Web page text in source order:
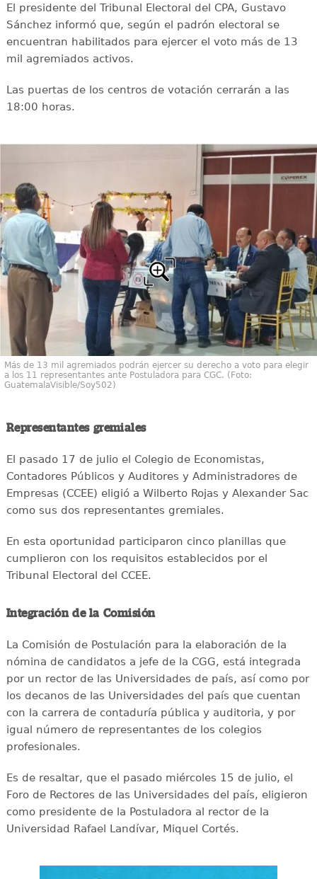
El presidente del Tribunal Electoral del CPA, Gustavo
Sánchez informó que, según el padrón electoral se
encuentran habilitados para ejercer el voto más de 13
mil agremiados activos.
Las puertas de los centros de votación cerrarán a las
18:00 horas.
Más de 13 mil agremiados podrán ejercer su derecho a voto para elegir
a los 11 representantes ante Postuladora para CGC. (Foto:
GuatemalaVisible/Soy502)
Representantes gremiales
El pasado 17 de julio el Colegio de Economistas,
Contadores Públicos y Auditores y Administradores de
Empresas (CCEE) eligió a Wilberto Rojas y Alexander Sac
como sus dos representantes gremiales.
En esta oportunidad participaron cinco planillas que
cumplieron con los requisitos establecidos por el
Tribunal Electoral del CCEE.
Integración de la Comisión
La Comisión de Postulación para la elaboración de la
nómina de candidatos a jefe de la CGG, está integrada
por un rector de las Universidades de país, así como por
los decanos de las Universidades del país que cuentan
con la carrera de contaduría pública y auditoria, y por
igual número de representantes de los colegios
profesionales.
Es de resaltar, que el pasado miércoles 15 de julio, el
Foro de Rectores de las Universidades del país, eligieron
como presidente de la Postuladora al rector de la
Universidad Rafael Landívar, Miquel Cortés.